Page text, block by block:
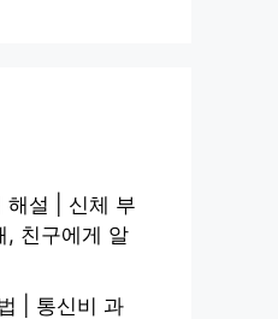
해설 | 신체 부
, 친구에게 알
| 통신비 과